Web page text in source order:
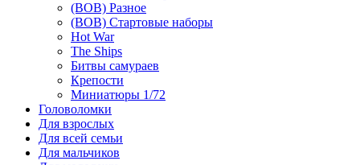
(ВОВ) Разное
(ВОВ) Стартовые наборы
Hot War
The Ships
Битвы самураев
Крепости
Миниатюры 1/72
Головоломки
Для взрослых
Для всей семьи
Для мальчиков